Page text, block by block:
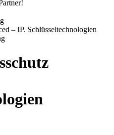
– IP. Schlüsseltechnologien